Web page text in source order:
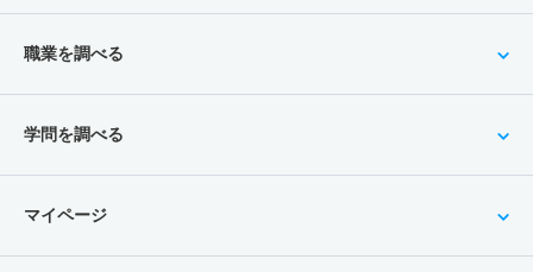
職業を調べる
学問を調べる
マイページ